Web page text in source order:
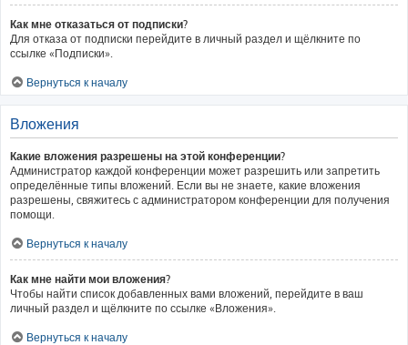
Как мне отказаться от подписки?
Для отказа от подписки перейдите в личный раздел и щёлкните по
ссылке «Подписки».
Вернуться к началу
Вложения
Какие вложения разрешены на этой конференции?
Администратор каждой конференции может разрешить или запретить
определённые типы вложений. Если вы не знаете, какие вложения
разрешены, свяжитесь с администратором конференции для получения
помощи.
Вернуться к началу
Как мне найти мои вложения?
Чтобы найти список добавленных вами вложений, перейдите в ваш
личный раздел и щёлкните по ссылке «Вложения».
Вернуться к началу